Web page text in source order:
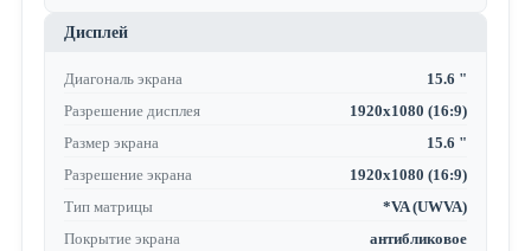
Дисплей
Диагональ экрана
15.6 "
Разрешение дисплея
1920x1080 (16:9)
Размер экрана
15.6 "
Разрешение экрана
1920x1080 (16:9)
Тип матрицы
*VA (UWVA)
Покрытие экрана
антибликовое